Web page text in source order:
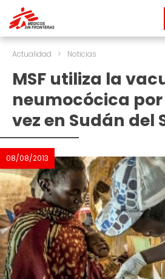
Actualidad > Noticias
MSF utiliza la
neumocócica
vez en Sudán del
08/08/2013